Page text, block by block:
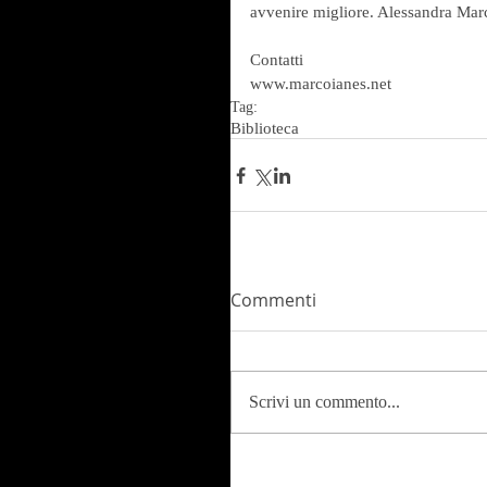
avvenire migliore. Alessandra
Contatti
www.marcoianes.net
Tag:
Biblioteca
Commenti
Scrivi un commento...